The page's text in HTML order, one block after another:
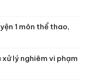
1 môn thể thao,
lý nghiêm vi phạm